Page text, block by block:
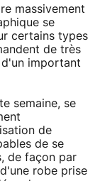
massivement
se
certains types
de très
important
semaine, se
de
de se
de façon par
robe prise